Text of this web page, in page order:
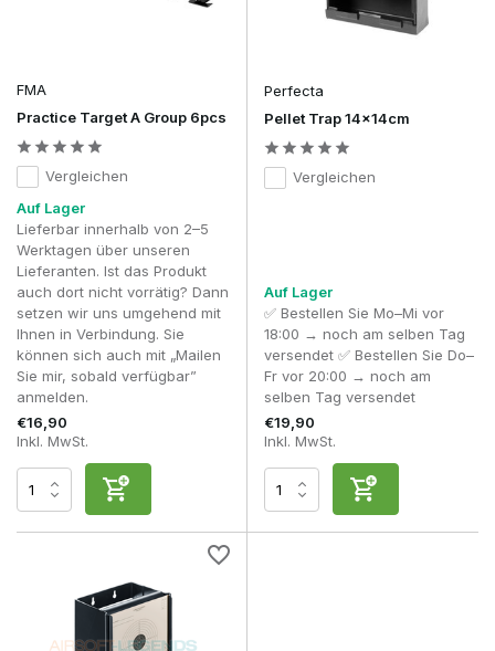
FMA
Practice Target A Group 6pcs
Vergleichen
Auf Lager
Lieferbar innerhalb von 2–5
Werktagen über unseren
Lieferanten. Ist das Produkt
auch dort nicht vorrätig? Dann
setzen wir uns umgehend mit
Ihnen in Verbindung. Sie
können sich auch mit „Mailen
Sie mir, sobald verfügbar”
anmelden.
€16,90
Inkl. MwSt.
Perfecta
Pellet Trap 14x14cm
Vergleichen
Auf Lager
✅ Bestellen Sie Mo–Mi vor
18:00 → noch am selben Tag
versendet ✅ Bestellen Sie Do–
Fr vor 20:00 → noch am
selben Tag versendet
€19,90
Inkl. MwSt.